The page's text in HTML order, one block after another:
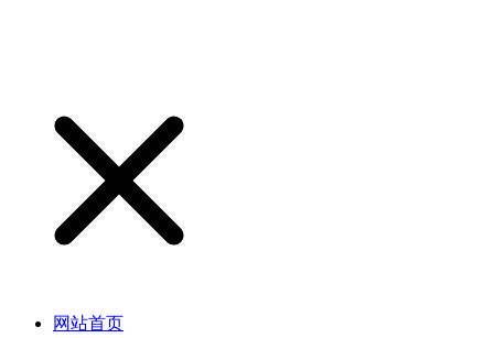
网站首页